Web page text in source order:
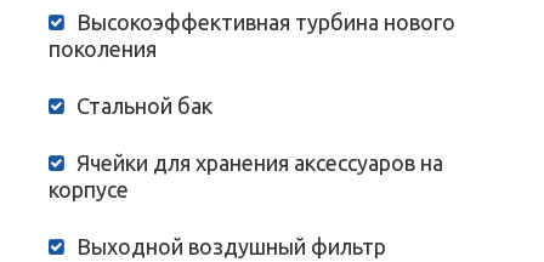
Высокоэффективная турбина нового
поколения
Стальной бак
Ячейки для хранения аксессуаров на
корпусе
Выходной воздушный фильтр